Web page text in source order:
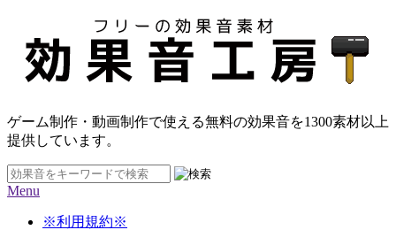
ゲーム制作・動画制作で使える無料の効果音を1300素材以上
提供しています。
Menu
※利用規約※